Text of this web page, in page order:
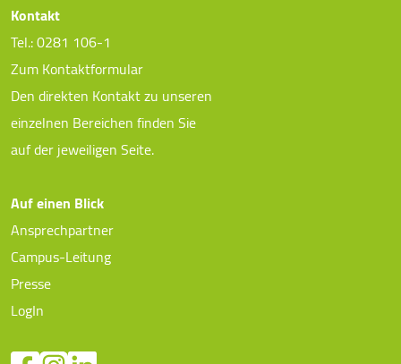
Kontakt
Tel.: 0281 106-1
Zum Kontaktformular
Den direkten Kontakt zu unseren
einzelnen Bereichen finden Sie
auf der jeweiligen Seite.
Auf einen Blick
Ansprechpartner
Campus-Leitung
Presse
LogIn